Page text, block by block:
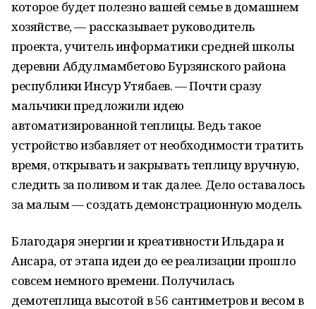
которое будет полезно вашей семье в домашнем
хозяйстве, — рассказывает руководитель
проекта, учитель информатики средней школы
деревни Абдулмамбетово Бурзянского района
республики Инсур Утябаев. — Почти сразу
мальчики предложили идею
автоматизированной теплицы. Ведь такое
устройство избавляет от необходимости тратить
время, открывать и закрывать теплицу вручную,
следить за поливом и так далее. Дело оставалось
за малым — создать демонстрационную модель.
Благодаря энергии и креативности Ильдара и
Ансара, от этапа идеи до ее реализации прошло
совсем немного времени. Получилась
демотеплица высотой в 56 сантиметров и весом в